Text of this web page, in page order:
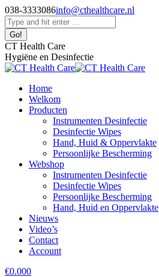
Skip
to
content
038-3333086info@cthealthcare.nl
Facebook
page
opens
in
new
window
Search:
CT Health Care
Hygiëne en Desinfectie
Home
Welkom
Producten
Instrumenten Desinfectie
Desinfectie Wipes
Hand, Huid & Oppervlakte
Persoonlijke Bescherming
Webshop
Instrumenten Desinfectie
Desinfectie Wipes
Persoonlijke Bescherming
Hand, Huid en Oppervlakte
Nieuws
Video’s
Contact
Account
€0.000